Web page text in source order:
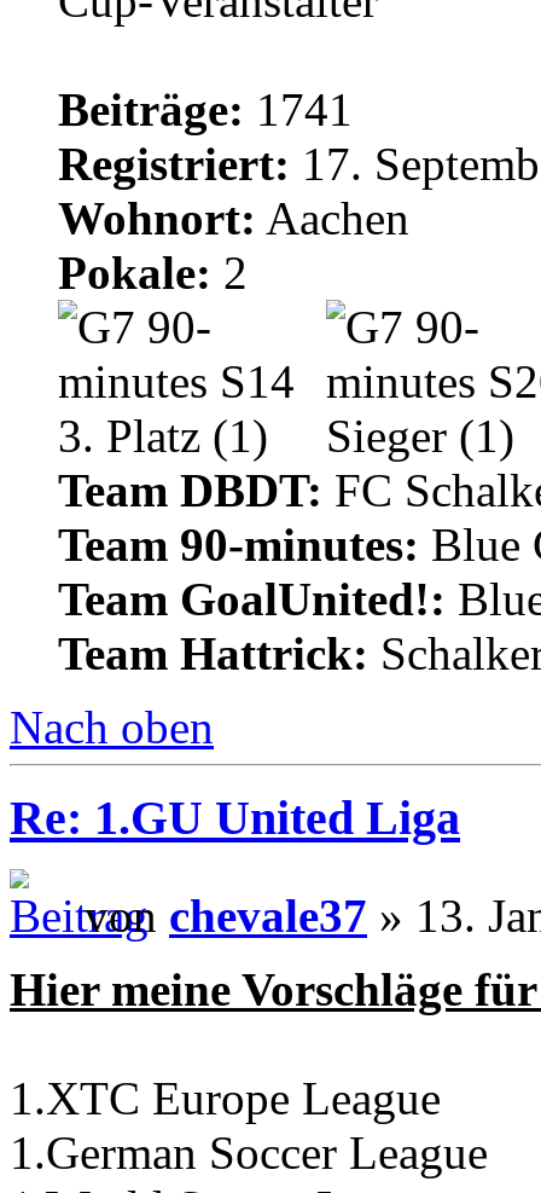
Beiträge: 1741
Registriert: 17.
Wohnort: Aachen
Pokale: 2
Team DBDT: FC
Team 90-minutes: Blue
Team GoalUnited!:
Team Hattrick:
Nach oben
Re: 1.GU United Liga
von chevale37 » 13.
Hier meine Vorschläge
1.XTC Europe League
1.German Soccer League